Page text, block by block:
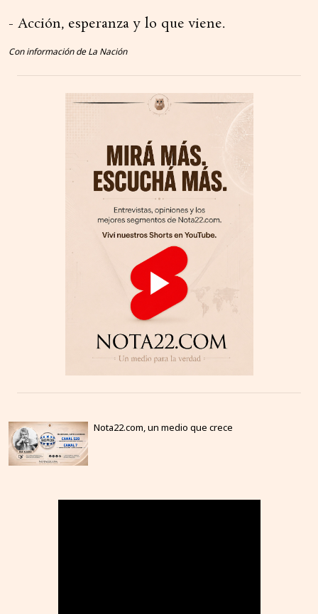
- Acción, esperanza y lo que viene.
Con información de La Nación
Nota22.com, un medio que crece